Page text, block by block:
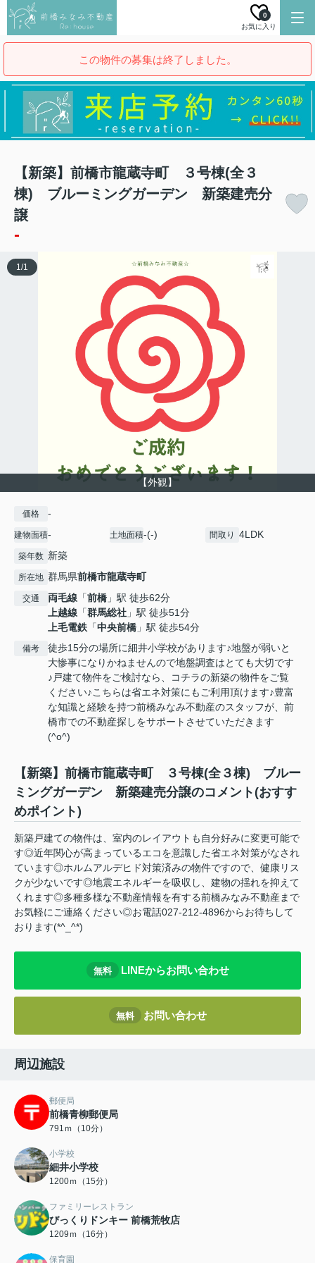
お気に入り
0
この物件の募集は終了しました。
【新築】前橋市龍蔵寺町 ３号棟(全３
棟) ブルーミングガーデン 新築建売分
譲
-
【外観】
1/1
価格 -
建物面積- 土地面積-(-) 間取り 4LDK
築年数 新築
所在地 群馬県前橋市龍蔵寺町
交通 両毛線 「前橋 」駅 徒歩62分
上越線 「群馬総社 」駅 徒歩51分
上毛電鉄 「中央前橋 」駅 徒歩54分
備考
徒歩15分の場所に細井小学校があります♪地盤が弱いと
大惨事になりかねませんので地盤調査はとても大切です
♪戸建て物件をご検討なら、コチラの新築の物件をご覧
ください♪こちらは省エネ対策にもご利用頂けます♪豊富
な知識と経験を持つ前橋みなみ不動産のスタッフが、前
橋市での不動産探しをサポートさせていただきます
(^o^)
【新築】前橋市龍蔵寺町 ３号棟(全３棟) ブルー
ミングガーデン 新築建売分譲のコメント(おすす
めポイント)
新築戸建ての物件は、室内のレイアウトも自分好みに変更可能で
す◎近年関心が高まっているエコを意識した省エネ対策がなされ
ています◎ホルムアルデヒド対策済みの物件ですので、健康リス
クが少ないです◎地震エネルギーを吸収し、建物の揺れを抑えて
くれます◎多種多様な不動産情報を有する前橋みなみ不動産まで
お気軽にご連絡ください◎お電話027-212-4896からお待ちして
おります(*^_^*)
無料 LINEからお問い合わせ
無料 お問い合わせ
周辺施設
郵便局
前橋青柳郵便局
791ｍ（10分）
小学校
細井小学校
1200ｍ（15分）
ファミリーレストラン
びっくりドンキー 前橋荒牧店
1209ｍ（16分）
保育園